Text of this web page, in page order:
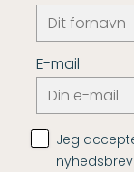
E-mail
Jeg